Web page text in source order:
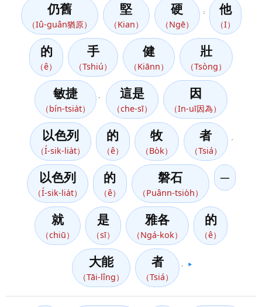
仍舊
（Iû-guân猶原）
堅
（Kian）
硬
（Ngē）
； 他
（I）
的
（ê）
手
（Tshiú）
健
（Kiānn）
壯
（Tsòng）
敏捷
（bín-tsia̍t）
這是
（che-sī）
因
（In-uī因為）
以色列
（Í-sik-lia̍t）
的
（ê）
牧
（Bo̍k）
者
（Tsiá）
以色列
（Í-sik-lia̍t）
的
（ê）
磐石
（Puânn-tsio̍h）
─
就
（chiū）
是
（sī）
雅各
（Ngá-kok）
的
（ê）
大能
（Tāi-lîng）
者
（Tsiá）
▶️